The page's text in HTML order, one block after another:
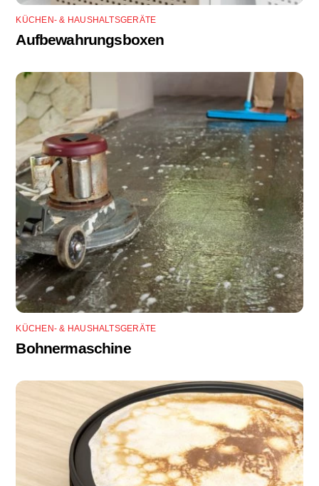
KÜCHEN- & HAUSHALTSGERÄTE
Aufbewahrungsboxen
KÜCHEN- & HAUSHALTSGERÄTE
Bohnermaschine